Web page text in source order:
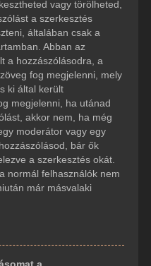
vagy törölheted,
a szerkesztés
általában csak a
Abban az
a hozzászólásodra, a
fog megjelenni, mely
ki által került
megjelenni, ha utánad
akkor nem, ha még
moderátor vagy egy
bár ők
a szerkesztés okát.
normál felhasználók nem
már másvalaki
a